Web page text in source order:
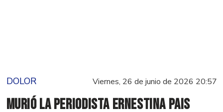
DOLOR Viernes, 26 de junio de 2026 20:57
Murió la periodista Ernestina Pais